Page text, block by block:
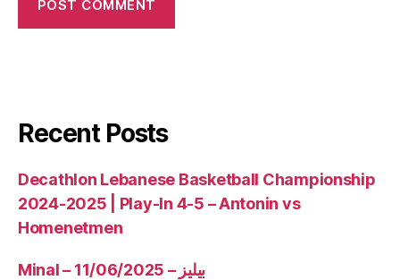
Recent Posts
Decathlon Lebanese Basketball Championship
2024-2025 | Play-In 4-5 – Antonin vs
Homenetmen
Minal – 11/06/2025 – بيليز